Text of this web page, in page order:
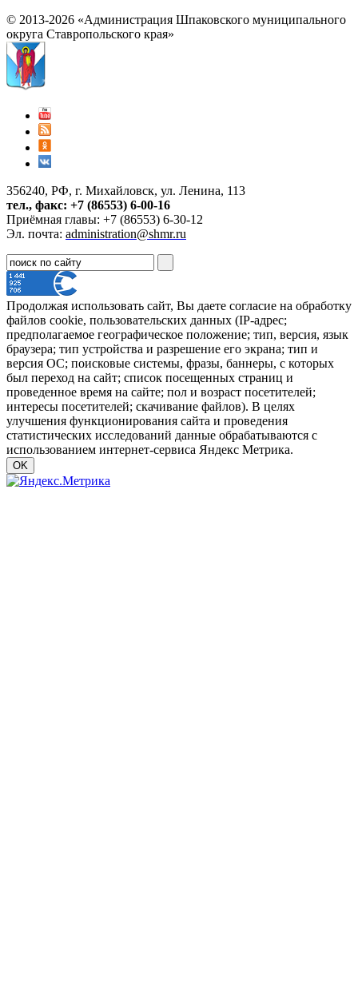
© 2013-2026 «Администрация Шпаковского муниципального
округа Ставропольского края»
356240, РФ, г. Михайловск, ул. Ленина, 113
тел., факс: +7 (86553) 6-00-16
Приёмная главы: +7 (86553) 6-30-12
Эл. почта: administration@shmr.ru
Продолжая использовать сайт, Вы даете согласие на обработку
файлов cookie, пользовательских данных (IP-адрес;
предполагаемое географическое положение; тип, версия, язык
браузера; тип устройства и разрешение его экрана; тип и
версия ОС; поисковые системы, фразы, баннеры, с которых
был переход на сайт; список посещенных страниц и
проведенное время на сайте; пол и возраст посетителей;
интересы посетителей; скачивание файлов). В целях
улучшения функционирования сайта и проведения
статистических исследований данные обрабатываются с
использованием интернет-сервиса Яндекс Метрика.
OK